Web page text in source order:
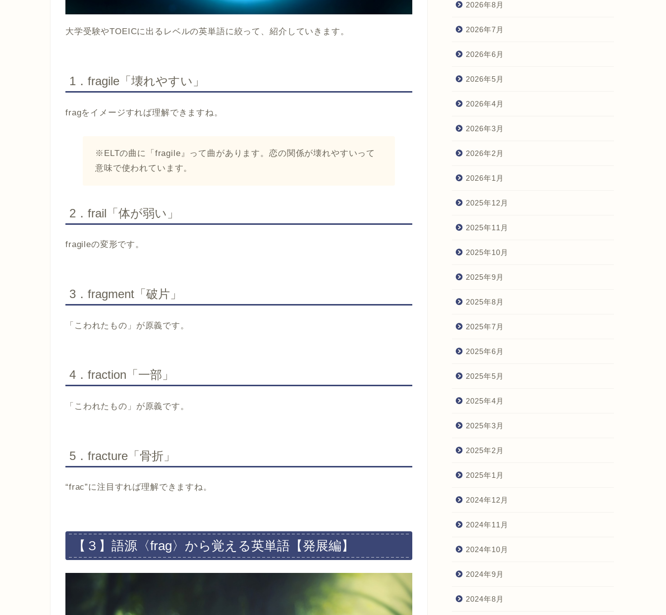
大学受験やTOEICに出るレベルの英単語に絞って、紹介していきます。
1．fragile​​「壊れやすい」​​​​​​
fragをイメージすれば理解できますね。
※ELTの曲に「fragile』って曲があります。恋の関係が壊れやすいって
意味で使われています。
2．frail​​​「体が弱い」​​​​​​
fragileの変形です。
3．fragment​​「破片」​​​​​​
「こわれたもの」が原義です。
4．fraction​​「一部」​​​​​​
「こわれたもの」が原義です。
5．fracture​​「骨折」​​​​​​
“frac”に注目すれば理解できますね。
【３】語源〈frag〉から覚える英単語【発展編】
2026年8月
2026年7月
2026年6月
2026年5月
2026年4月
2026年3月
2026年2月
2026年1月
2025年12月
2025年11月
2025年10月
2025年9月
2025年8月
2025年7月
2025年6月
2025年5月
2025年4月
2025年3月
2025年2月
2025年1月
2024年12月
2024年11月
2024年10月
2024年9月
2024年8月